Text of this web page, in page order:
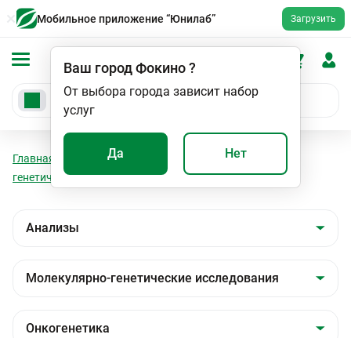
Мобильное приложение “Юнилаб” Загрузить
Ваш городФокино?
От выбора города зависит набор
услуг
Да Нет
Главная Анализы
Молекулярно-
генетические исследования
Онкогенетика